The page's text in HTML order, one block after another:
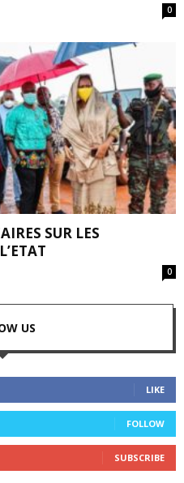
0
SUR LES
0
US
LIKE
FOLLOW
SUBSCRIBE